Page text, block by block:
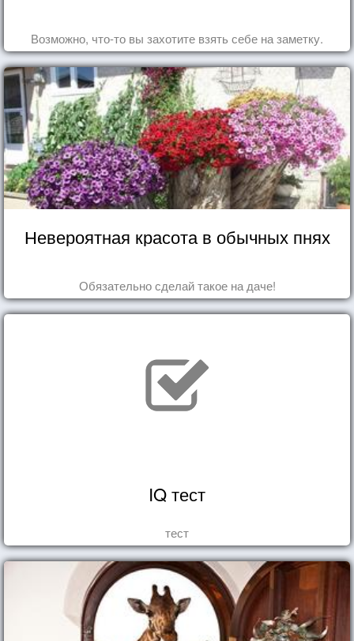
Возможно, что-то вы захотите взять себе на заметку.
Невероятная красота в обычных пнях
Обязательно сделай такое на даче!
IQ тест
тест